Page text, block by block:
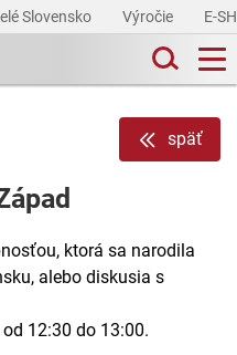
Slovensko Výročie E-
späť
ktorá sa narodila
alebo diskusia s
12:30 do 13:00.